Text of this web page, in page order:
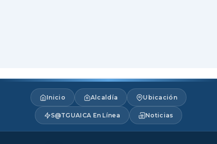
Inicio Alcaldía Ubicación
S@TGUAICA En Línea Noticias